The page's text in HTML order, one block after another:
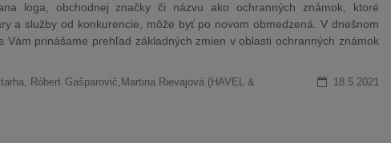
loga, obchodnej značky či názvu ako ochranných známok, ktoré
a služby od konkurencie, môže byť po novom obmedzená. V dnešnom
Vám prinášame prehľad základných zmien v oblasti ochranných známok
Róbert Gašparovič,Martina Rievajová (HAVEL &
18.5.2021